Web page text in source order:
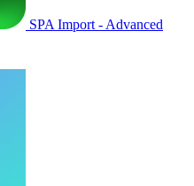
SPA Import - Advanced